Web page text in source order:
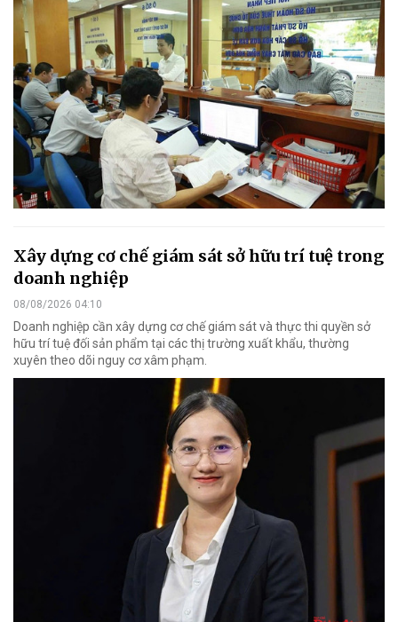
Xây dựng cơ chế giám sát sở hữu trí tuệ trong
doanh nghiệp
08/08/2026 04:10
Doanh nghiệp cần xây dựng cơ chế giám sát và thực thi quyền sở
hữu trí tuệ đối sản phẩm tại các thị trường xuất khẩu, thường
xuyên theo dõi nguy cơ xâm phạm.